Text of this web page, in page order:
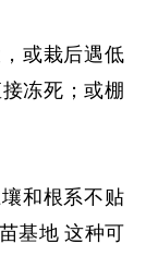
或栽后遇低
冻死；或棚
和根系不贴
基地 这种可